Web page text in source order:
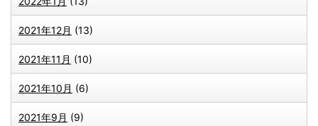
2021年12月 (13)
2021年11月 (10)
2021年10月 (6)
2021年9月 (9)